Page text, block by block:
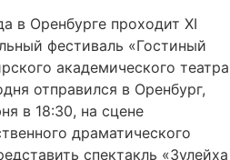
в Оренбурге проходит XI
фестиваль «Гостиный
академического театра
отправился в Оренбург,
в 18:30, на сцене
драматического
спектакль «Зулейха